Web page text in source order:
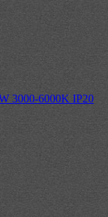
3000-6000K IP20